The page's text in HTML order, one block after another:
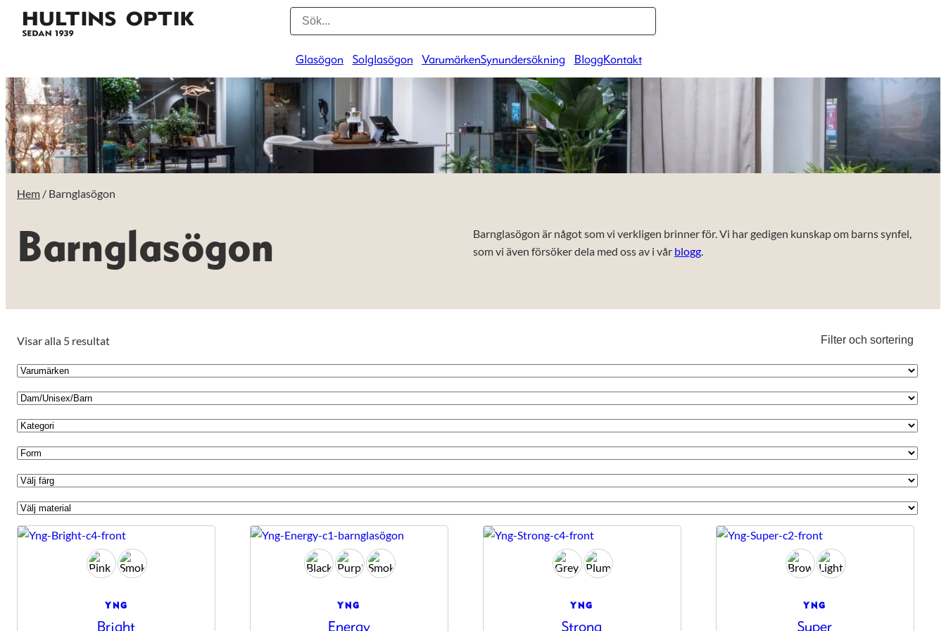
Glasögon Solglasögon VarumärkenSynundersökning Blogg Kontakt
Hem / Barnglasögon
Barnglasögon
Barnglasögon är något som vi verkligen brinner för. Vi har gedigen kunskap om barns synfel,
som vi även försöker dela med oss av i vår blogg
Filter och sortering
Visar alla 5 resultat
YNG
Bright
YNG
Energy
YNG
Strong
YNG
Super